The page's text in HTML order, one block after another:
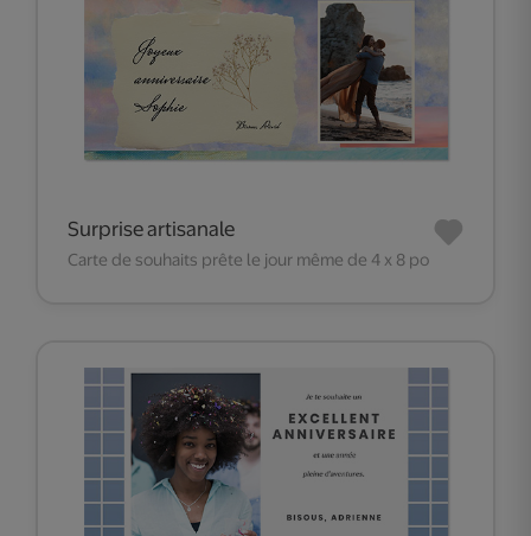
Surprise artisanale
Carte de souhaits prête le jour même de 4 x 8 po